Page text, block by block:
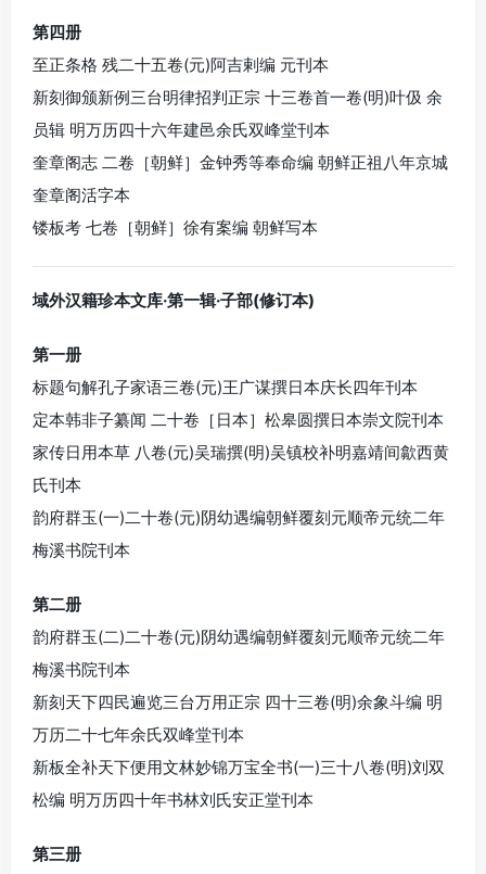
第四册
至正条格 残二十五卷(元)阿吉剌编 元刊本
新刻御颁新例三台明律招判正宗 十三卷首一卷(明)叶伋 余
员辑 明万历四十六年建邑余氏双峰堂刊本
奎章阁志 二卷［朝鲜］金钟秀等奉命编 朝鲜正祖八年京城
奎章阁活字本
镂板考 七卷［朝鲜］徐有案编 朝鲜写本
域外汉籍珍本文库·第一辑·子部(修订本)
第一册
标题句解孔子家语三卷(元)王广谋撰日本庆长四年刊本
定本韩非子纂闻 二十卷［日本］松皋圆撰日本崇文院刊本
家传日用本草 八卷(元)吴瑞撰(明)吴镇校补明嘉靖间歙西黄
氏刊本
韵府群玉(一)二十卷(元)阴幼遇编朝鲜覆刻元顺帝元统二年
梅溪书院刊本
第二册
韵府群玉(二)二十卷(元)阴幼遇编朝鲜覆刻元顺帝元统二年
梅溪书院刊本
新刻天下四民遍览三台万用正宗 四十三卷(明)余象斗编 明
万历二十七年余氏双峰堂刊本
新板全补天下便用文林妙锦万宝全书(一)三十八卷(明)刘双
松编 明万历四十年书林刘氏安正堂刊本
第三册